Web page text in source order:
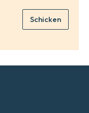
Schicken